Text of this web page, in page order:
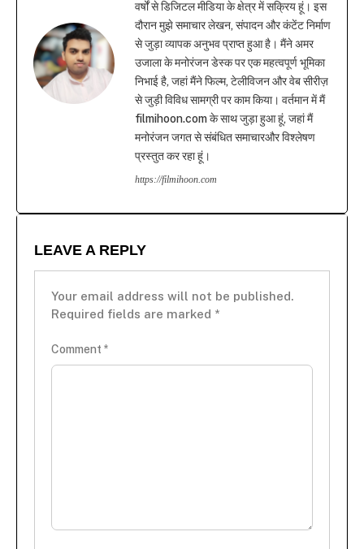
वर्षों से डिजिटल मीडिया के क्षेत्र में सक्रिय हूं। इस
दौरान मुझे समाचार लेखन, संपादन और कंटेंट निर्माण
से जुड़ा व्यापक अनुभव प्राप्त हुआ है। मैंने अमर
उजाला के मनोरंजन डेस्क पर एक महत्वपूर्ण भूमिका
निभाई है, जहां मैंने फिल्म, टेलीविजन और वेब सीरीज़
से जुड़ी विविध सामग्री पर काम किया। वर्तमान में मैं
filmihoon.com के साथ जुड़ा हुआ हूं, जहां मैं
मनोरंजन जगत से संबंधित समाचारऔर विश्लेषण
प्रस्तुत कर रहा हूं।
https://filmihoon.com
LEAVE A REPLY
Your email address will not be published.
Required fields are marked *
Comment *